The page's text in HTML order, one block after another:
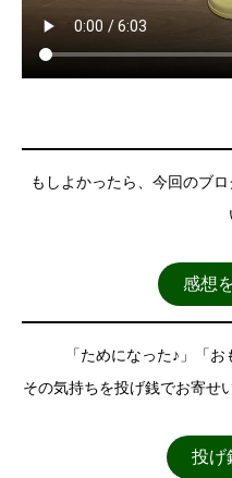
もしよかったら、今回のブ
感想
「ためになった♪」「
その気持ちを投げ銭でお寄せ
投げ